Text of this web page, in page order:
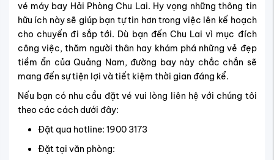
vé máy bay Hải Phòng Chu Lai. Hy vọng những thông tin
hữu ích này sẽ giúp bạn tự tin hơn trong việc lên kế hoạch
cho chuyến đi sắp tới. Dù bạn đến Chu Lai vì mục đích
công việc, thăm người thân hay khám phá những vẻ đẹp
tiềm ẩn của Quảng Nam, đường bay này chắc chắn sẽ
mang đến sự tiện lợi và tiết kiệm thời gian đáng kể.
Nếu bạn có nhu cầu đặt vé vui lòng liên hệ với chúng tôi
theo các cách dưới đây:
Đặt qua hotline: 1900 3173
Đặt tại văn phòng: